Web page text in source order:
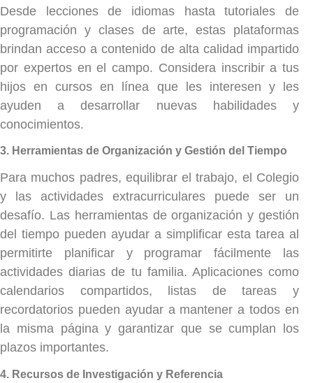
Desde lecciones de idiomas hasta tutoriales de
programación y clases de arte, estas plataformas
brindan acceso a contenido de alta calidad impartido
por expertos en el campo. Considera inscribir a tus
hijos en cursos en línea que les interesen y les
ayuden a desarrollar nuevas habilidades y
conocimientos.
3. Herramientas de Organización y Gestión del Tiempo
Para muchos padres, equilibrar el trabajo, el Colegio
y las actividades extracurriculares puede ser un
desafío. Las herramientas de organización y gestión
del tiempo pueden ayudar a simplificar esta tarea al
permitirte planificar y programar fácilmente las
actividades diarias de tu familia. Aplicaciones como
calendarios compartidos, listas de tareas y
recordatorios pueden ayudar a mantener a todos en
la misma página y garantizar que se cumplan los
plazos importantes.
4. Recursos de Investigación y Referencia